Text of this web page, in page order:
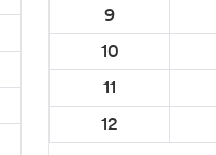
9
10
11
12